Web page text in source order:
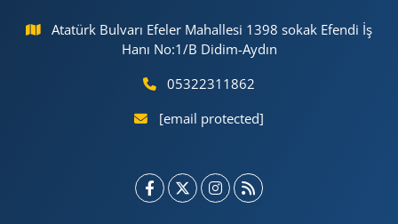
Atatürk Bulvarı Efeler Mahallesi 1398 sokak Efendi İş
Hanı No:1/B Didim-Aydın
05322311862
[email protected]